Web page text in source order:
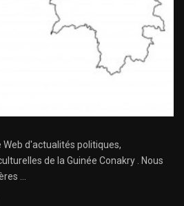
d'actualités politiques,
de la Guinée Conakry . Nous
...